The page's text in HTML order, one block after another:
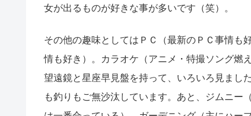
女が出るものが好きな事が多いです（笑）。
その他の趣味としてはＰＣ（最新のＰＣ事情も
情も好き）。カラオケ（アニメ・特撮ソング燃
望遠鏡と星座早見盤を持って、いろいろ見まし
も釣りもご無沙汰しています。あと、ジムニー